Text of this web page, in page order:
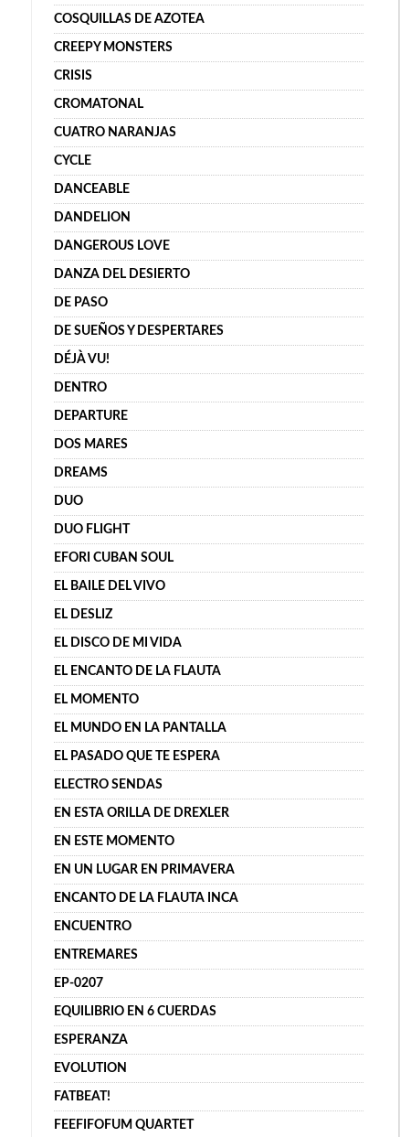
COSQUILLAS DE AZOTEA
CREEPY MONSTERS
CRISIS
CROMATONAL
CUATRO NARANJAS
CYCLE
DANCEABLE
DANDELION
DANGEROUS LOVE
DANZA DEL DESIERTO
DE PASO
DE SUEÑOS Y DESPERTARES
DÉJÀ VU!
DENTRO
DEPARTURE
DOS MARES
DREAMS
DUO
DUO FLIGHT
EFORI CUBAN SOUL
EL BAILE DEL VIVO
EL DESLIZ
EL DISCO DE MI VIDA
EL ENCANTO DE LA FLAUTA
EL MOMENTO
EL MUNDO EN LA PANTALLA
EL PASADO QUE TE ESPERA
ELECTRO SENDAS
EN ESTA ORILLA DE DREXLER
EN ESTE MOMENTO
EN UN LUGAR EN PRIMAVERA
ENCANTO DE LA FLAUTA INCA
ENCUENTRO
ENTREMARES
EP-0207
EQUILIBRIO EN 6 CUERDAS
ESPERANZA
EVOLUTION
FATBEAT!
FEEFIFOFUM QUARTET